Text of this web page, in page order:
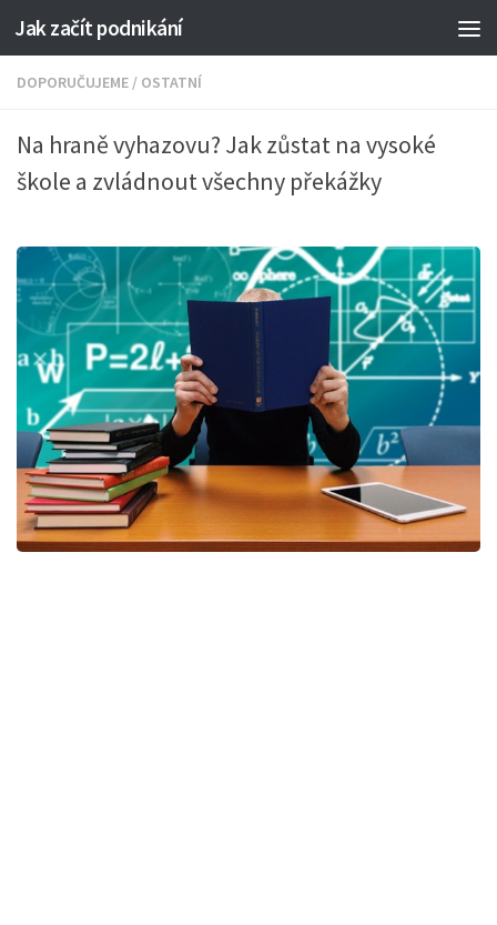
Jak začít podnikání
DOPORUČUJEME / OSTATNÍ
Na hraně vyhazovu? Jak zůstat na vysoké
škole a zvládnout všechny překážky